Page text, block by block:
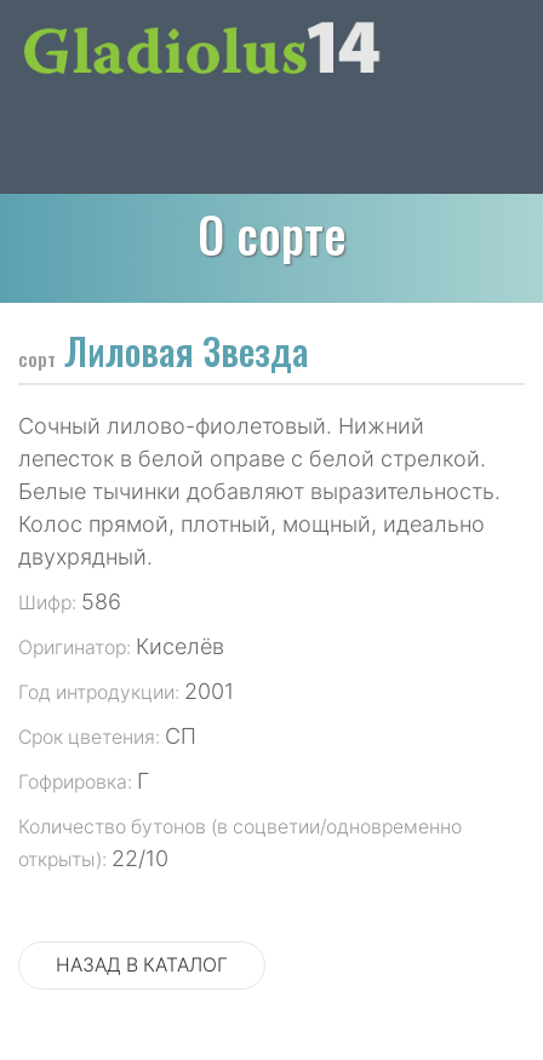
О сорте
сорт Лиловая Звезда
Сочный лилово-фиолетовый. Нижний
лепесток в белой оправе с белой стрелкой.
Белые тычинки добавляют выразительность.
Колос прямой, плотный, мощный, идеально
двухрядный.
Шифр: 586
Оригинатор: Киселёв
Год интродукции: 2001
Срок цветения: СП
Гофрировка: Г
Количество бутонов (в соцветии/одновременно
открыты): 22/10
НАЗАД В КАТАЛОГ